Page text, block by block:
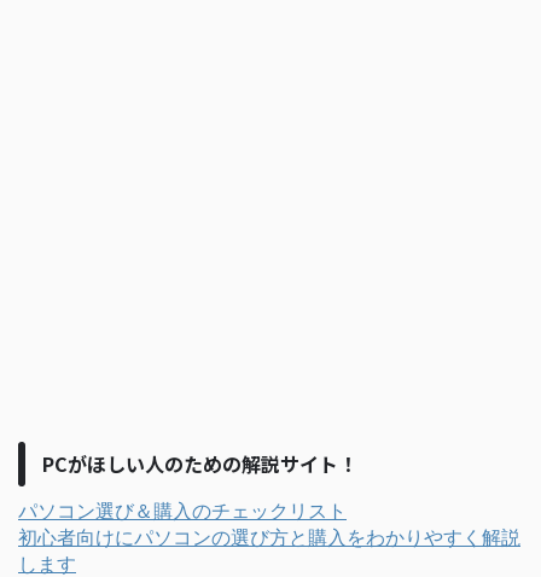
PCがほしい人のための解説サイト！
パソコン選び＆購入のチェックリスト
初心者向けにパソコンの選び方と購入をわかりやすく解説
します